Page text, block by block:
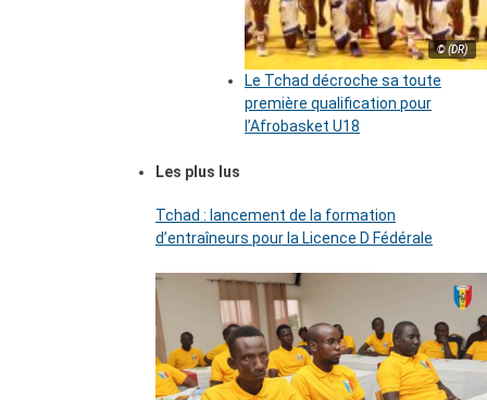
© (DR)
Le Tchad décroche sa toute
première qualification pour
l’Afrobasket U18
Les plus lus
Tchad : lancement de la formation
d’entraîneurs pour la Licence D Fédérale